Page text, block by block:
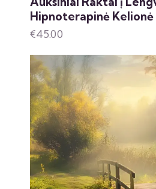
Hipnoterapinė Kelionė
€45.00